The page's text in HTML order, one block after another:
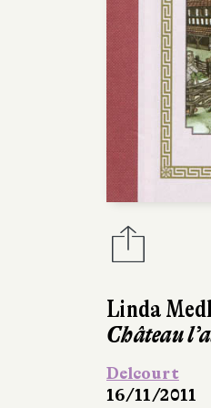
Linda
Château
Delcourt
16/11/2011